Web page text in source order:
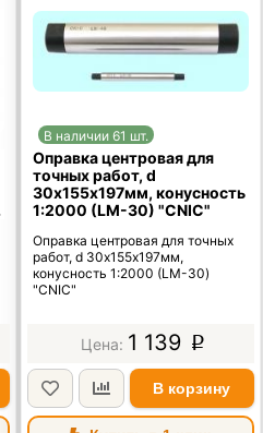
В наличии 61 шт.
Оправка центровая для
точных работ, d
30х155х197мм, конусность
1:2000 (LM-30) "CNIC"
Оправка центровая для точных
работ, d 30х155х197мм,
конусность 1:2000 (LM-30)
"CNIC"
1 139 p
В корзину